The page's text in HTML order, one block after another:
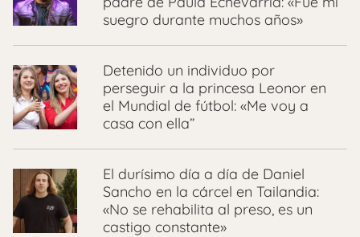
suegro durante muchos años»
Detenido un individuo por
perseguir a la princesa Leonor en
el Mundial de fútbol: «Me voy a
casa con ella”
El durísimo día a día de Daniel
Sancho en la cárcel en Tailandia:
«No se rehabilita al preso, es un
castigo constante»